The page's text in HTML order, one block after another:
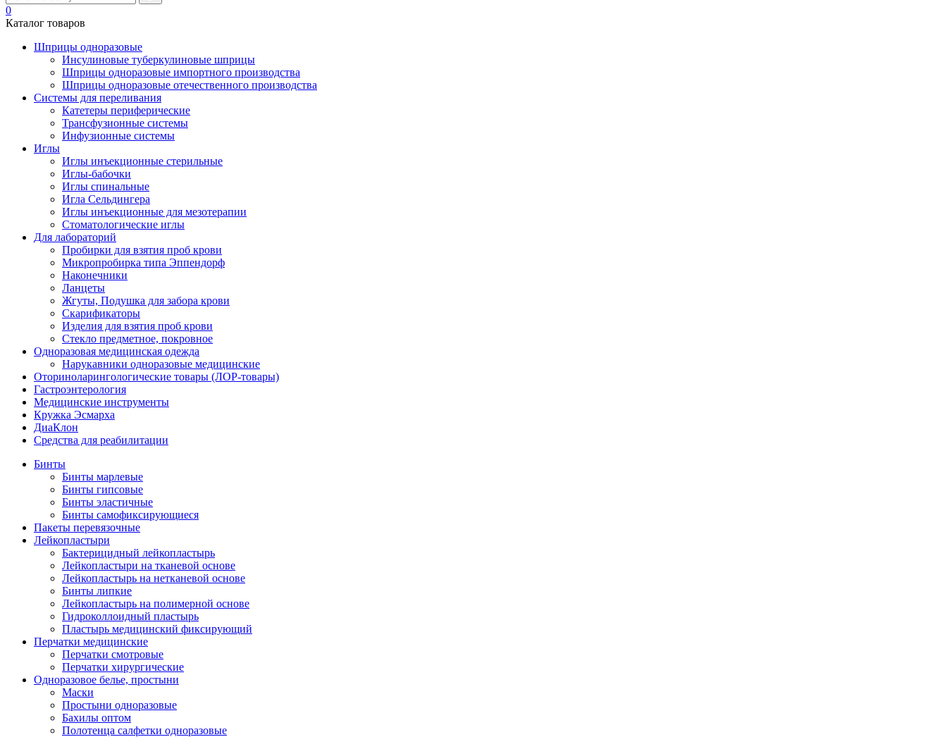
0
Каталог товаров
Шприцы одноразовые
Инсулиновые туберкулиновые шприцы
Шприцы одноразовые импортного производства
Шприцы одноразовые отечественного производства
Системы для переливания
Катетеры периферические
Трансфузионные системы
Инфузионные системы
Иглы
Иглы инъекционные стерильные
Иглы-бабочки
Иглы спинальные
Игла Сельдингера
Иглы инъекционные для мезотерапии
Стоматологические иглы
Для лабораторий
Пробирки для взятия проб крови
Микропробирка типа Эппендорф
Наконечники
Ланцеты
Жгуты, Подушка для забора крови
Скарификаторы
Изделия для взятия проб крови
Стекло предметное, покровное
Одноразовая медицинская одежда
Нарукавники одноразовые медицинские
Оториноларингологические товары (ЛОР-товары)
Гастроэнтерология
Медицинские инструменты
Кружка Эсмарха
ДиаКлон
Средства для реабилитации
Бинты
Бинты марлевые
Бинты гипсовые
Бинты эластичные
Бинты самофиксирующиеся
Пакеты перевязочные
Лейкопластыри
Бактерицидный лейкопластырь
Лейкопластыри на тканевой основе
Лейкопластырь на нетканевой основе
Бинты липкие
Лейкопластырь на полимерной основе
Гидроколлоидный пластырь
Пластырь медицинский фиксирующий
Перчатки медицинские
Перчатки смотровые
Перчатки хирургические
Одноразовое белье, простыни
Маски
Простыни одноразовые
Бахилы оптом
Полотенца салфетки одноразовые